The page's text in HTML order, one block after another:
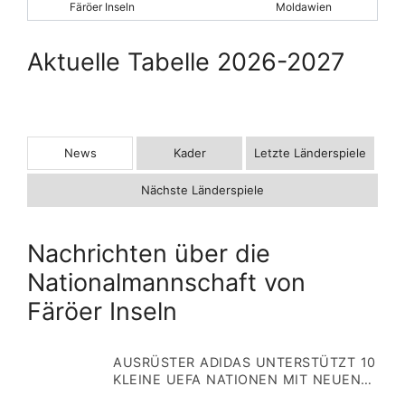
Färöer Inseln Moldawien
Aktuelle Tabelle 2026-2027
News Kader Letzte Länderspiele
Nächste Länderspiele
Nachrichten über die
Nationalmannschaft von
Färöer Inseln
AUSRÜSTER ADIDAS UNTERSTÜTZT 10
KLEINE UEFA NATIONEN MIT NEUEN